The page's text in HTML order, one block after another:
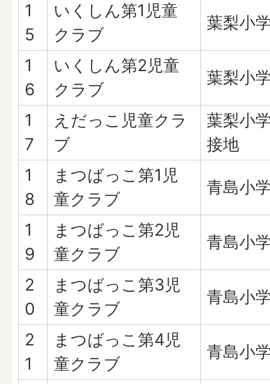
1
5
いくしん第1児童
クラブ
葉梨小
1
6
いくしん第2児童
クラブ
葉梨小
1
7
えだっこ児童クラ
ブ
葉梨小
接地
1
8
まつばっこ第1児
童クラブ
青島小
1
9
まつばっこ第2児
童クラブ
青島小
2
0
まつばっこ第3児
童クラブ
青島小
2
1
まつばっこ第4児
童クラブ
青島小